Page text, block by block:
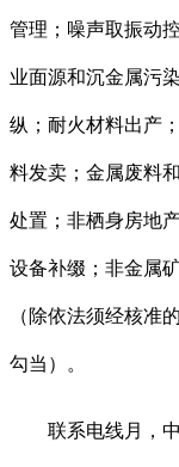
管理；噪声取振动
业面源和沉金属污
纵；耐火材料出产
料发卖；金属废料
处置；非栖身房地
设备补缀；非金属
（除依法须经核准
勾当）。
联系电线月，中